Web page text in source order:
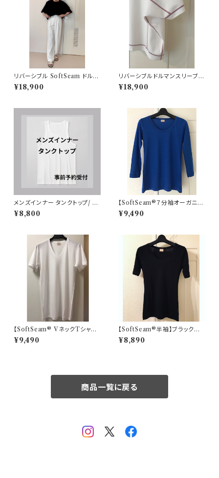
リバーシブル SoftSeam ドルマ
ンTシャツ ブラック デザイン
シーム
¥18,900
リバーシブルドルマンスリーブT
シャツ /フリーサイズ ホワイト
¥18,900
メンズインナー タンクトップ/ ラ
ウンドネック / ホワイト
¥8,800
【SoftSeam®７分袖オーガニッ
クコットン】ブルー
¥9,490
【SoftSeam® VネックTシャツ】
メンズ/ ユニセックス
¥9,490
【SoftSeam®半袖】ブラック
レディース
¥8,890
商品一覧に戻る